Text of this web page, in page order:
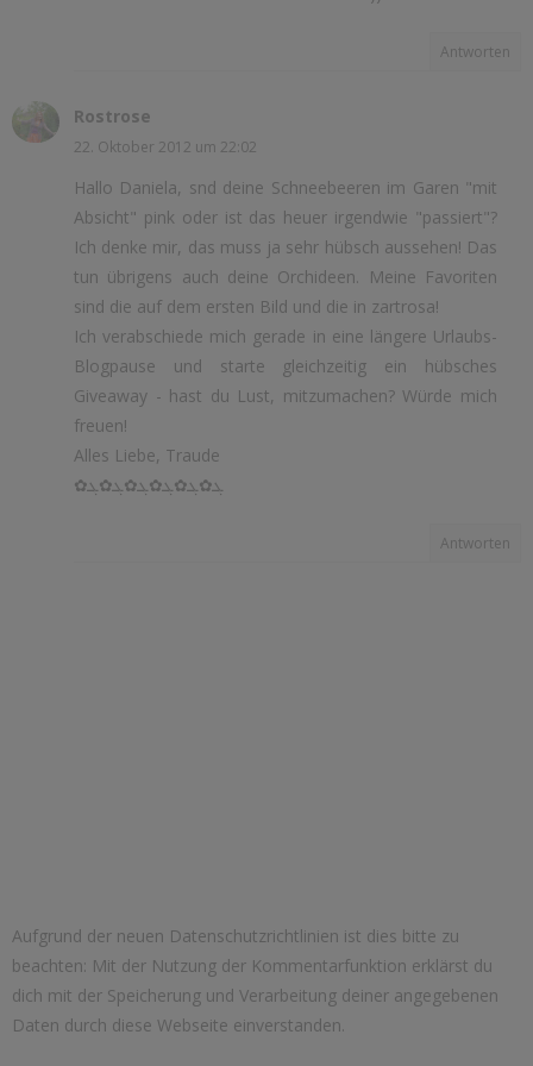
Antworten
Rostrose
22. Oktober 2012 um 22:02
Hallo Daniela, snd deine Schneebeeren im Garen "mit
Absicht" pink oder ist das heuer irgendwie "passiert"?
Ich denke mir, das muss ja sehr hübsch aussehen! Das
tun übrigens auch deine Orchideen. Meine Favoriten
sind die auf dem ersten Bild und die in zartrosa!
Ich verabschiede mich gerade in eine längere Urlaubs-
Blogpause und starte gleichzeitig ein hübsches
Giveaway - hast du Lust, mitzumachen? Würde mich
freuen!
Alles Liebe, Traude
✿ܓ✿ܓ✿ܓ✿ܓ✿ܓ✿ܓ
Antworten
Aufgrund der neuen Datenschutzrichtlinien ist dies bitte zu
beachten: Mit der Nutzung der Kommentarfunktion erklärst du
dich mit der Speicherung und Verarbeitung deiner angegebenen
Daten durch diese Webseite einverstanden.